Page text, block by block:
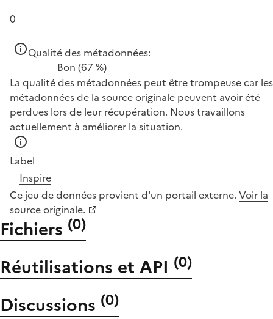
0
Qualité des métadonnées:
Bon (67 %)
La qualité des métadonnées peut être trompeuse car les
métadonnées de la source originale peuvent avoir été
perdues lors de leur récupération. Nous travaillons
actuellement à améliorer la situation.
Label
Inspire
Ce jeu de données provient d'un portail externe. Voir la
source originale.
Fichiers (0)
Réutilisations et API (0)
Discussions (0)